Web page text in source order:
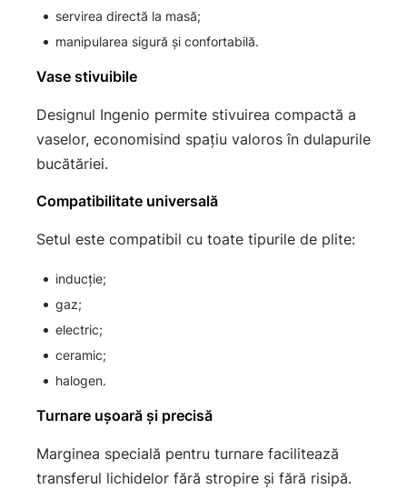
servirea directă la masă;
manipularea sigură și confortabilă.
Vase stivuibile
Designul Ingenio permite stivuirea compactă a
vaselor, economisind spațiu valoros în dulapurile
bucătăriei.
Compatibilitate universală
Setul este compatibil cu toate tipurile de plite:
inducție;
gaz;
electric;
ceramic;
halogen.
Turnare ușoară și precisă
Marginea specială pentru turnare facilitează
transferul lichidelor fără stropire și fără risipă.